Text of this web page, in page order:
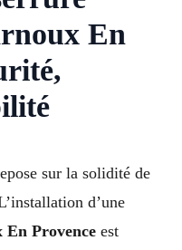
En
sur la solidité de
d’une
Provence est